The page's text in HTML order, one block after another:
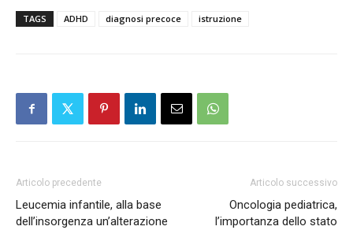
TAGS ADHD diagnosi precoce istruzione
Articolo precedente
Leucemia infantile, alla base
dell’insorgenza un’alterazione
Articolo successivo
Oncologia pediatrica,
l’importanza dello stato